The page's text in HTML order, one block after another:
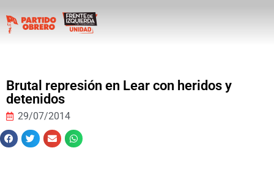
Brutal represión en Lear con heridos y
detenidos
29/07/2014